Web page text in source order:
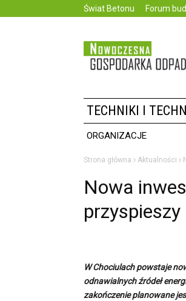
Świat Betonu Forum
TECHNIKI I
ORGANIZACJE
Strona główna Aktualności
Nowa
W Chociulach powstaje
odnawialnych źródeł
zakończenie planowane